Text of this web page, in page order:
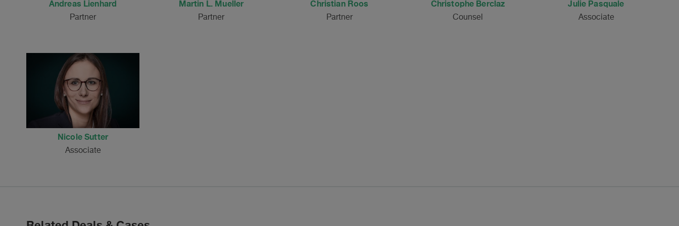
Andreas Lienhard
Partner
Martin L. Mueller
Partner
Christian Roos
Partner
Christophe Berclaz
Counsel
Julie Pasquale
Associate
Nicole Sutter
Associate